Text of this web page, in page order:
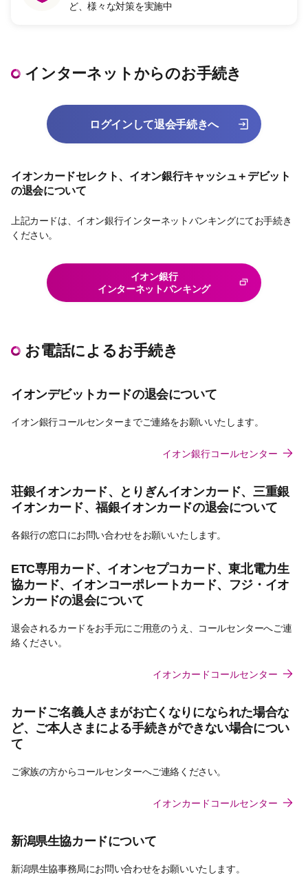
ど、様々な対策を実施中
インターネットからのお手続き
ログインして退会手続きへ
イオンカードセレクト、イオン銀行キャッシュ＋デビット
の退会について
上記カードは、イオン銀行インターネットバンキングにてお手続き
ください。
イオン銀行
インターネットバンキング
お電話によるお手続き
イオンデビットカードの退会について
イオン銀行コールセンターまでご連絡をお願いいたします。
イオン銀行コールセンター
荘銀イオンカード、とりぎんイオンカード、三重銀
イオンカード、福銀イオンカードの退会について
各銀行の窓口にお問い合わせをお願いいたします。
ETC専用カード、イオンセプコカード、東北電力生
協カード、イオンコーポレートカード、フジ・イオ
ンカードの退会について
退会されるカードをお手元にご用意のうえ、コールセンターへご連
絡ください。
イオンカードコールセンター
カードご名義人さまがお亡くなりになられた場合な
ど、ご本人さまによる手続きができない場合につい
て
ご家族の方からコールセンターへご連絡ください。
イオンカードコールセンター
新潟県生協カードについて
新潟県生協事務局にお問い合わせをお願いいたします。